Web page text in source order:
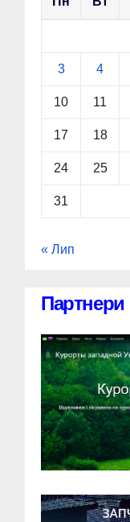
3 4
10 11
17 18
24 25
31
« Лип
Партнери